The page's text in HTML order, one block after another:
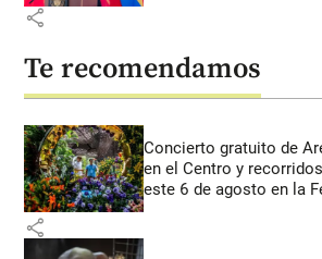
share
Te recomendamos
Concierto gratuito de
en el Centro y
este 6 de agosto en la
share